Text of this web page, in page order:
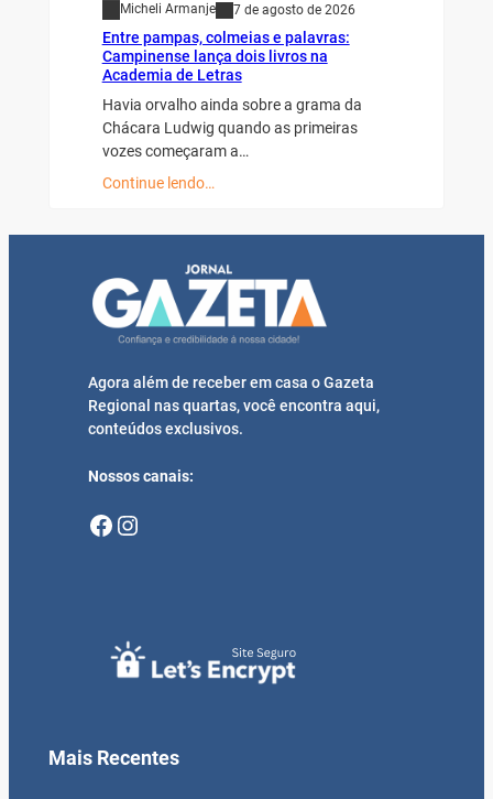
Micheli Armanje 7 de agosto de 2026
Entre pampas, colmeias e palavras:
Campinense lança dois livros na
Academia de Letras
Havia orvalho ainda sobre a grama da
Chácara Ludwig quando as primeiras
vozes começaram a…
Continue lendo…
Agora além de receber em casa o Gazeta
Regional nas quartas, você encontra aqui,
conteúdos exclusivos.
Nossos canais:
Facebook Instagram
Mais Recentes